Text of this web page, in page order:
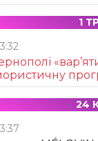
1
24